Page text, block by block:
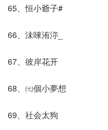
65、恒小爺子#
66、沬唻洧沵_
67、彼岸花开
68、㈦個小夢想
69、社会太狗